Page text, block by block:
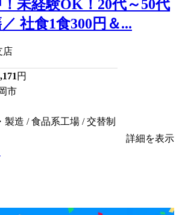
未経験OK！20代～50代
社食1食300円＆...
店
円
市
製造 / 食品系工場 / 交替制
詳細を表示